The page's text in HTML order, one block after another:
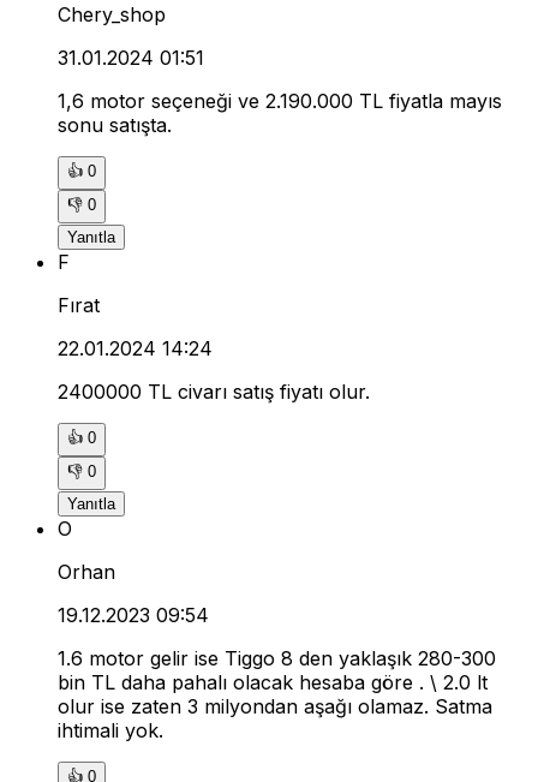
Chery_shop
31.01.2024 01:51
1,6 motor seçeneği ve 2.190.000 TL fiyatla mayıs
sonu satışta.
👍 0
👎 0
Yanıtla
F
Fırat
22.01.2024 14:24
2400000 TL civarı satış fiyatı olur.
👍 0
👎 0
Yanıtla
O
Orhan
19.12.2023 09:54
1.6 motor gelir ise Tiggo 8 den yaklaşık 280-300
bin TL daha pahalı olacak hesaba göre . \ 2.0 lt
olur ise zaten 3 milyondan aşağı olamaz. Satma
ihtimali yok.
👍 0